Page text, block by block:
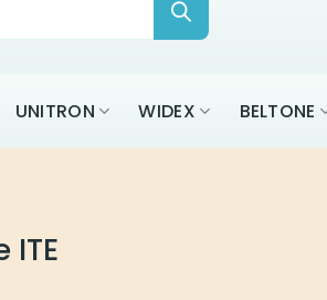
UNITRON WIDEX BELTONE